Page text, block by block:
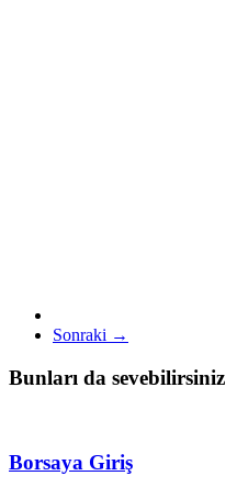
Sonraki →
Bunları da sevebilirsiniz
Borsaya Giriş